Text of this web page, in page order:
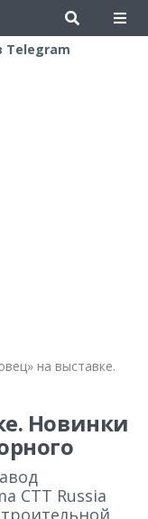
Telegram
на выставке.
Новинки
СТТ Russia